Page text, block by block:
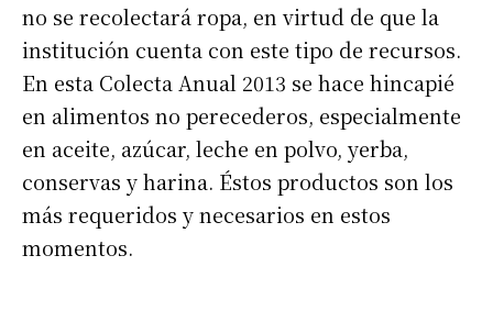
no se recolectará ropa, en virtud de que la
institución cuenta con este tipo de recursos.
En esta Colecta Anual 2013 se hace hincapié
en alimentos no perecederos, especialmente
en aceite, azúcar, leche en polvo, yerba,
conservas y harina. Éstos productos son los
más requeridos y necesarios en estos
momentos.